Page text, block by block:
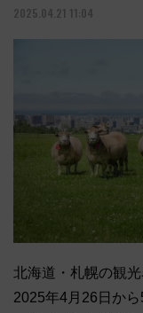
2025.04.21 11:04
北海道・札幌の観
2025年4月26日か